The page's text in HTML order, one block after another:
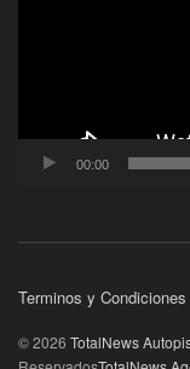
00:00
Terminos y Condiciones
© 2026 TotalNews